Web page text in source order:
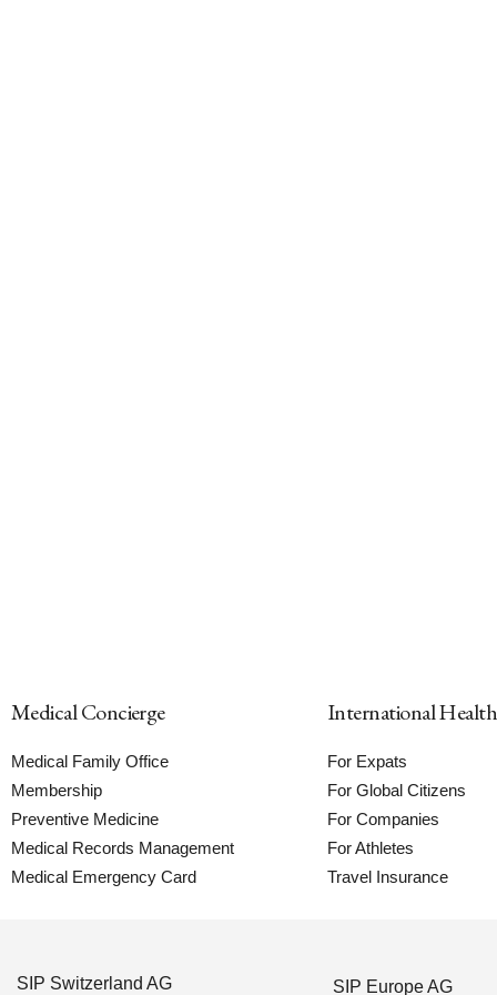
Medical Concierge
Medical Family Office
Membership
Preventive Medicine
Medical Records Management
Medical Emergency Card
International
For Expats
For Global Citizens
For Companies
For Athletes
Travel Insurance
SIP Switzerland AG SIP Europe AG